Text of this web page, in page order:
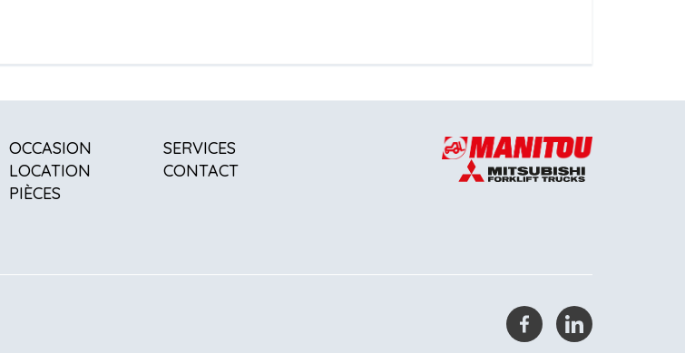
OCCASION
LOCATION
PIÈCES
SERVICES
CONTACT